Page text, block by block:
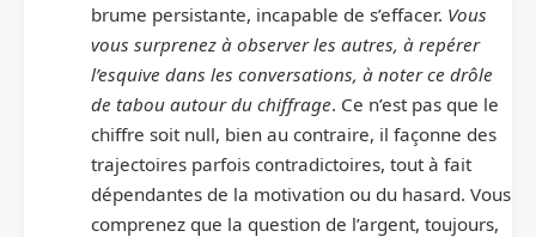
brume persistante, incapable de s’effacer. Vous
vous surprenez à observer les autres, à repérer
l’esquive dans les conversations, à noter ce drôle
de tabou autour du chiffrage. Ce n’est pas que le
chiffre soit null, bien au contraire, il façonne des
trajectoires parfois contradictoires, tout à fait
dépendantes de la motivation ou du hasard. Vous
comprenez que la question de l’argent, toujours,